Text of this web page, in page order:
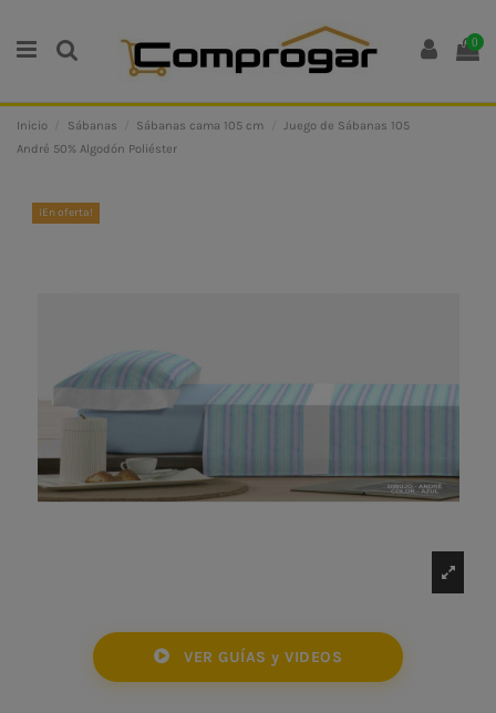
0
Inicio Sábanas Sábanas cama 105 cm
Juego de Sábanas 105
André 50% Algodón Poliéster
¡En oferta!
VER GUÍAS y VIDEOS